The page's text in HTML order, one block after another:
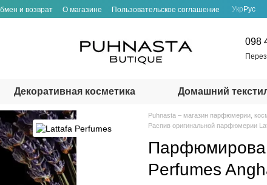
и возврат О магазине Пользовательское соглашение Укр Рус
098
Декоративная косметика Домашний
Puhnasta – магазин парфюмерии,
Распив оригинальной парфюмерии
Perfumes